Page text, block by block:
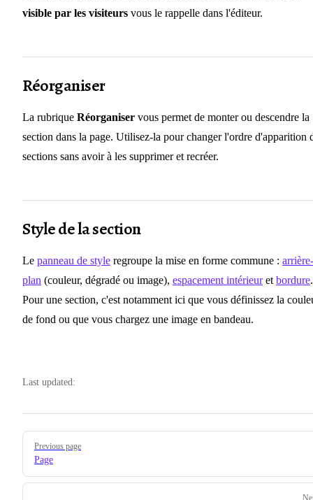
visible par les visiteurs vous le rappelle dans l'éditeur.
Réorganiser
La rubrique Réorganiser vous permet de monter ou descendre la
section dans la page. Utilisez-la pour changer l'ordre d'apparition
sections sans avoir à les supprimer et recréer.
Style de la section
Le panneau de style regroupe la mise en forme commune : arrière-
plan (couleur, dégradé ou image), espacement intérieuret bordure.
Pour une section, c'est notamment ici que vous définissez la
de fond ou que vous chargez une image en bandeau.
Last updated:
Pager
Previous page
Page